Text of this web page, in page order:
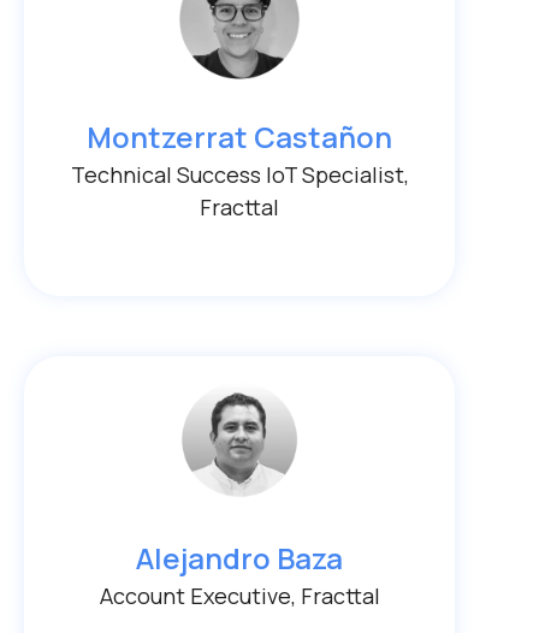
Montzerrat Castañon
Technical Success IoT Specialist,
Fracttal
Alejandro Baza
Account Executive, Fracttal